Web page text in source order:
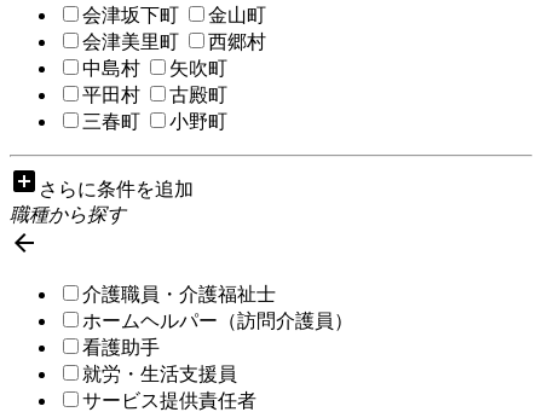
会津坂下町
金山町
会津美里町
西郷村
中島村
矢吹町
平田村
古殿町
三春町
小野町
add_box さらに条件を追加
職種から探す

介護職員・介護福祉士
ホームヘルパー（訪問介護員）
看護助手
就労・生活支援員
サービス提供責任者